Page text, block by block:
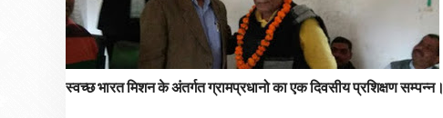
स्वच्छ भारत मिशन के अंतर्गत ग्रामप्रधानो का एक दिवसीय प्रशिक्षण सम्पन्न।